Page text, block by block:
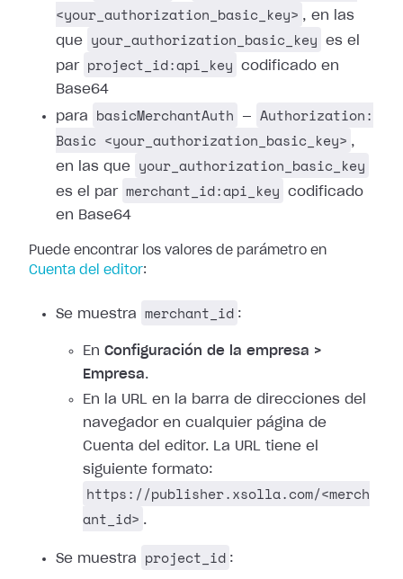
<your_authorization_basic_key> , en las
que
your_authorization_basic_key
es el
par project_id:api_key
codificado en
Base64
para
basicMerchantAuth —
Authorization:
Basic <your_authorization_basic_key> ,
en las que
your_authorization_basic_key
es el par merchant_id:api_key
codificado
en Base64
Puede encontrar los valores de parámetro en
Cuenta del editor:
Se muestra merchant_id :
En Configuración de la empresa >
Empresa.
En la URL en la barra de direcciones del
navegador en cualquier página de
Cuenta del editor. La URL tiene el
siguiente formato:
https://publisher.xsolla.com/<merch
ant_id> .
Se muestra project_id :